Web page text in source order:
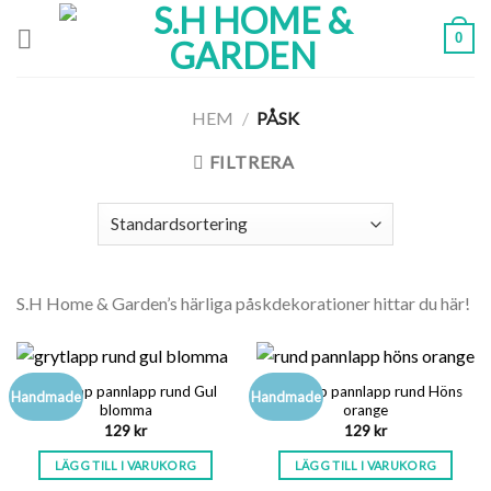
0
HEM / PÅSK
FILTRERA
S.H Home & Garden’s härliga påskdekorationer hittar du här!
Handmade
Grytlapp pannlapp rund Gul
blomma
129kr
LÄGG TILL I VARUKORG
Handmade
Grytlapp pannlapp rund Höns
orange
129kr
LÄGG TILL I VARUKORG